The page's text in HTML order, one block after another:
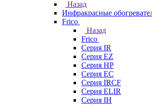
Назад
Инфракрасные
Frico
Назад
Frico
Серия IR
Серия EZ
Серия HP
Серия EC
Серия IRCF
Серия ELIR
Серия IH